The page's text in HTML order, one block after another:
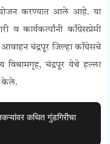
करण्यात आले आहे. या
व कार्यकर्त्यांनी काँग्रेसप्रेमी
चंद्रपूर जिल्हा काँग्रेसचे
विश्रामगृह, चंद्रपूर येथे हल्ला
केले.
कथित गुंडगिरीचा